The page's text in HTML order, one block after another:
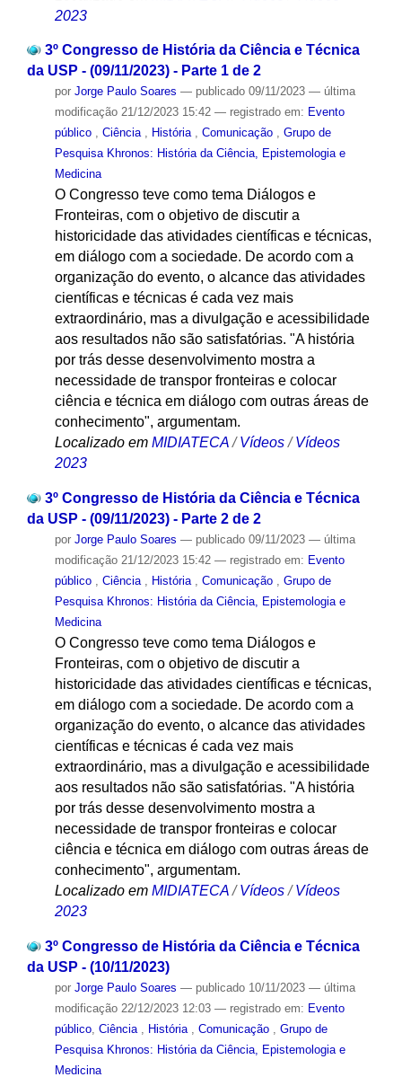
2023
3º Congresso de História da Ciência e Técnica
da USP - (09/11/2023) - Parte 1 de 2
por Jorge Paulo Soares — publicado09/11/2023 — última
modificação21/12/2023 15:42 — registrado em: Evento
público , Ciência , História , Comunicação , Grupo de
Pesquisa Khronos: História da Ciência, Epistemologia e
Medicina
O Congresso teve como tema Diálogos e
Fronteiras, com o objetivo de discutir a
historicidade das atividades científicas e técnicas,
em diálogo com a sociedade. De acordo com a
organização do evento, o alcance das atividades
científicas e técnicas é cada vez mais
extraordinário, mas a divulgação e acessibilidade
aos resultados não são satisfatórias. "A história
por trás desse desenvolvimento mostra a
necessidade de transpor fronteiras e colocar
ciência e técnica em diálogo com outras áreas de
conhecimento", argumentam.
Localizado em MIDIATECA /Vídeos /Vídeos
2023
3º Congresso de História da Ciência e Técnica
da USP - (09/11/2023) - Parte 2 de 2
por Jorge Paulo Soares — publicado09/11/2023 — última
modificação21/12/2023 15:42 — registrado em: Evento
público , Ciência , História , Comunicação , Grupo de
Pesquisa Khronos: História da Ciência, Epistemologia e
Medicina
O Congresso teve como tema Diálogos e
Fronteiras, com o objetivo de discutir a
historicidade das atividades científicas e técnicas,
em diálogo com a sociedade. De acordo com a
organização do evento, o alcance das atividades
científicas e técnicas é cada vez mais
extraordinário, mas a divulgação e acessibilidade
aos resultados não são satisfatórias. "A história
por trás desse desenvolvimento mostra a
necessidade de transpor fronteiras e colocar
ciência e técnica em diálogo com outras áreas de
conhecimento", argumentam.
Localizado em MIDIATECA /Vídeos /Vídeos
2023
3º Congresso de História da Ciência e Técnica
da USP - (10/11/2023)
por Jorge Paulo Soares — publicado10/11/2023 — última
modificação22/12/2023 12:03 — registrado em: Evento
público, Ciência História Comunicação
Grupo de
Pesquisa Khronos: História da Ciência, Epistemologia e
Medicina